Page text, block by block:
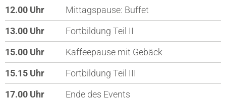
12.00 Uhr
Mittagspause: Buffet
13.00 Uhr
Fortbildung Teil II
15.00 Uhr
Kaffeepause mit Gebäck
15.15 Uhr
Fortbildung Teil III
17.00 Uhr
Ende des Events